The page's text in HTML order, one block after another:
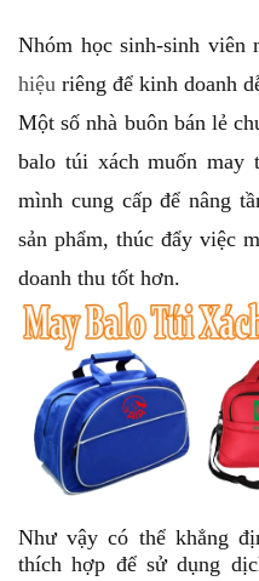
Nhóm học sinh-sinh viên
hiệu riêng để kinh doanh
Một số nhà buôn bán lẻ
balo túi xách muốn may
mình cung cấp để nâng
sản phẩm, thúc đẩy việc
doanh thu tốt hơn.
Như vậy có thể khẳng
thích hợp để sử dụng